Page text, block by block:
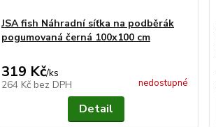
JSA fish Náhradní síťka na podběrák
pogumovaná černá 100x100 cm
319 Kč/ks
264 Kč bez DPH nedostupné
Detail